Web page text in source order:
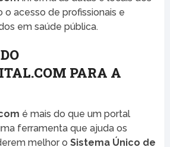
acesso de profissionais e
em saúde pública.
PARA A
é mais do que um portal
ferramenta que ajuda os
melhor o Sistema Único de